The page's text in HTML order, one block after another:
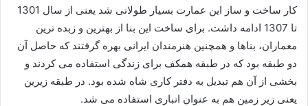
کار ساخت و ساز این عمارت بسیار طولانی شد یعنی از سال 1301
تا 1307 ادامه داشت. برای ساخت این بنا از بهترین و زبده ترین
معماران، بناها و همچنین هنرمندان ایرانی بهره گرفتند که حاصل آن
دو طبقه بود که در طبقه همکف برای زندگی استفاده می کردند و
بخشی از آن هم تبدیل به دفتر کاری شاه شده بود. در طبقه زیرین
یعنی زیر زمین هم به عنوان انباری استفاده می شد.